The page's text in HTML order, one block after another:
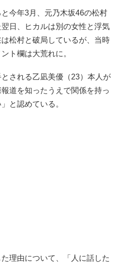
今年3月、元乃木坂46の松村
日、ヒカルは別の女性と浮気
松村と破局しているが、当時
ト欄は大荒れに。
される乙凪美優（23）本人が
道を知ったうえで関係を持っ
と認めている。
理由について、「人に話した